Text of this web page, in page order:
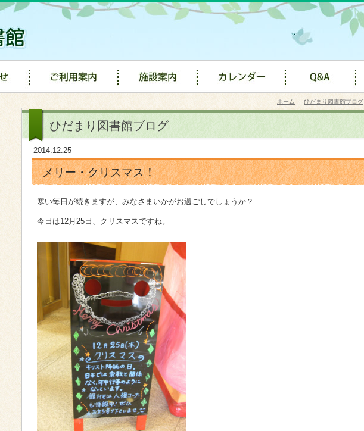
ホーム ひだまり図書館ブログ
ひだまり図書館ブログ
2014.12.25
メリー・クリスマス！
寒い毎日が続きますが、みなさまいかがお過ごしでしょうか？
今日は12月25日、クリスマスですね。